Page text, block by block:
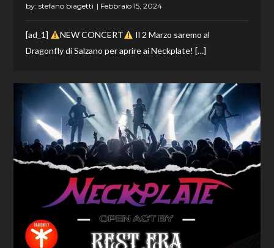
by:stefano biagetti
[ad_1] NEW CONCERT
Il 2 Marzo saremo al
Dragonfly di Salzano per aprire ai Neckplate! […]